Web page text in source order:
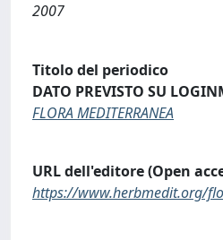
2007
Titolo del periodico
DATO PREVISTO SU
FLORA MEDITERRANEA
URL dell'editore (Open
https://www.herbmedit.org/